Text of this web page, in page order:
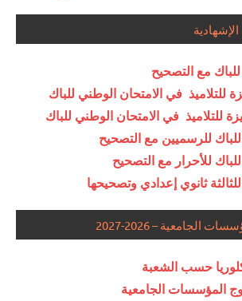
مع التصحيح
للتلاميذ في الامتحان الوطني للباك
للتلاميذ في الامتحان الوطني للباك
للرسميين مع التصحيح
للأحرار مع التصحيح
ثانوي إعدادي وتصحيحها
– 2026-2027
حسب الشعبة
المؤسسات الجامعية